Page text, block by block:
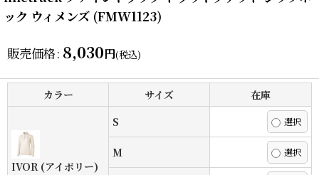
ック ウィメンズ (FMW1123)
販売価格: 8,030円(税込)
カラー サイズ 在庫
IVOR (アイボリー)
S
M